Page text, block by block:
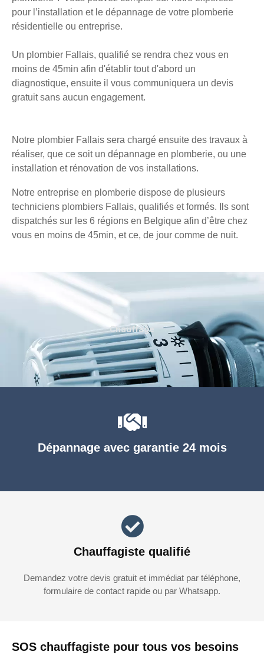
pour l’installation et le dépannage de votre plomberie
résidentielle ou entreprise.
Un plombier Fallais, qualifié se rendra chez vous en
moins de 45min afin d'établir tout d'abord un
diagnostique, ensuite il vous communiquera un devis
gratuit sans aucun engagement.
Notre plombier Fallais sera chargé ensuite des travaux à
réaliser, que ce soit un dépannage en plomberie, ou une
installation et rénovation de vos installations.
Notre entreprise en plomberie dispose de plusieurs
techniciens plombiers Fallais, qualifiés et formés. Ils sont
dispatchés sur les 6 régions en Belgique afin d’être chez
vous en moins de 45min, et ce, de jour comme de nuit.
SOS chauffagiste pour tous vos besoins
Dépannage avec garantie 24 mois
Chauffagiste qualifié
Demandez votre devis gratuit et immédiat par téléphone,
formulaire de contact rapide ou par Whatsapp.
Chauffage